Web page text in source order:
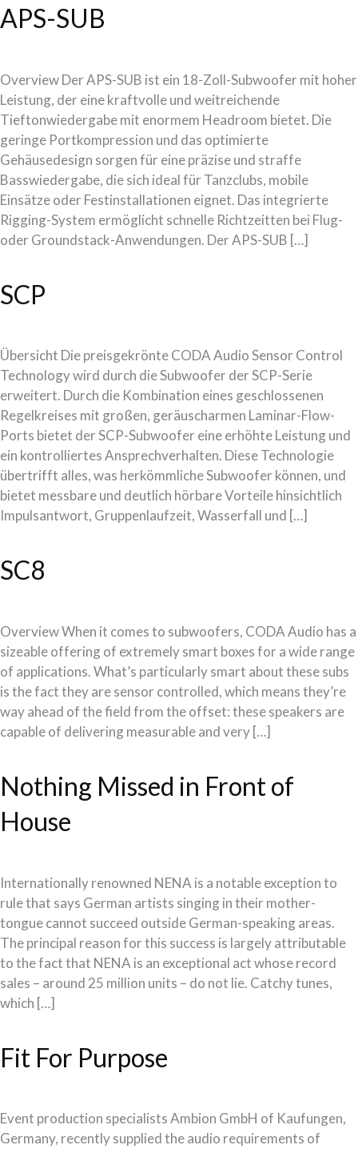
APS-SUB
Overview Der APS-SUB ist ein 18-Zoll-Subwoofer mit hoher
Leistung, der eine kraftvolle und weitreichende
Tieftonwiedergabe mit enormem Headroom bietet. Die
geringe Portkompression und das optimierte
Gehäusedesign sorgen für eine präzise und straffe
Basswiedergabe, die sich ideal für Tanzclubs, mobile
Einsätze oder Festinstallationen eignet. Das integrierte
Rigging-System ermöglicht schnelle Richtzeitten bei Flug-
oder Groundstack-Anwendungen. Der APS-SUB […]
SCP
Übersicht Die preisgekrönte CODA Audio Sensor Control
Technology wird durch die Subwoofer der SCP-Serie
erweitert. Durch die Kombination eines geschlossenen
Regelkreises mit großen, geräuscharmen Laminar-Flow-
Ports bietet der SCP-Subwoofer eine erhöhte Leistung und
ein kontrolliertes Ansprechverhalten. Diese Technologie
übertrifft alles, was herkömmliche Subwoofer können, und
bietet messbare und deutlich hörbare Vorteile hinsichtlich
Impulsantwort, Gruppenlaufzeit, Wasserfall und […]
SC8
Overview When it comes to subwoofers, CODA Audio has a
sizeable offering of extremely smart boxes for a wide range
of applications. What’s particularly smart about these subs
is the fact they are sensor controlled, which means they’re
way ahead of the field from the offset: these speakers are
capable of delivering measurable and very […]
Nothing Missed in Front of
House
Internationally renowned NENA is a notable exception to
rule that says German artists singing in their mother-
tongue cannot succeed outside German-speaking areas.
The principal reason for this success is largely attributable
to the fact that NENA is an exceptional act whose record
sales – around 25 million units – do not lie. Catchy tunes,
which […]
Fit For Purpose
Event production specialists Ambion GmbH of Kaufungen,
Germany, recently supplied the audio requirements of